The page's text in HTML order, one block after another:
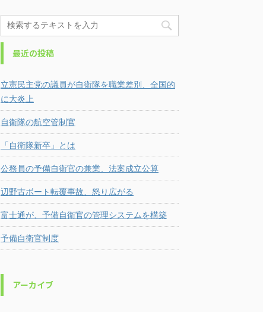
最近の投稿
立憲民主党の議員が自衛隊を職業差別、全国的
に大炎上
自衛隊の航空管制官
「自衛隊新卒」とは
公務員の予備自衛官の兼業、法案成立公算
辺野古ボート転覆事故、怒り広がる
富士通が、予備自衛官の管理システムを構築
予備自衛官制度
アーカイブ